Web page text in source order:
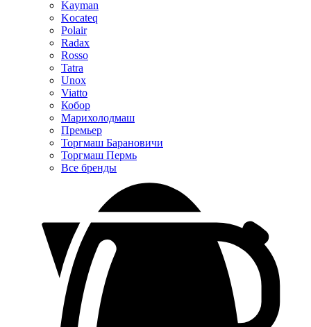
Kayman
Kocateq
Polair
Radax
Rosso
Tatra
Unox
Viatto
Кобор
Марихолодмаш
Премьер
Торгмаш Барановичи
Торгмаш Пермь
Все бренды